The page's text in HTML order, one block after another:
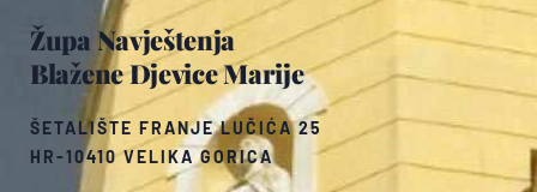
Župa Navještenja
Blažene Djevice Marije
ŠETALIŠTE FRANJE LUČIĆA 25
HR-10410 VELIKA GORICA